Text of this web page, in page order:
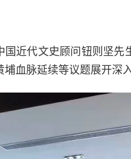
国近代文史顾问钮则坚
血脉延续等议题展开深